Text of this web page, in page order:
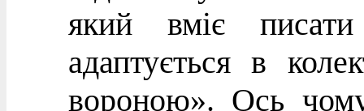
який вміє
адаптується в
вороною». Ось